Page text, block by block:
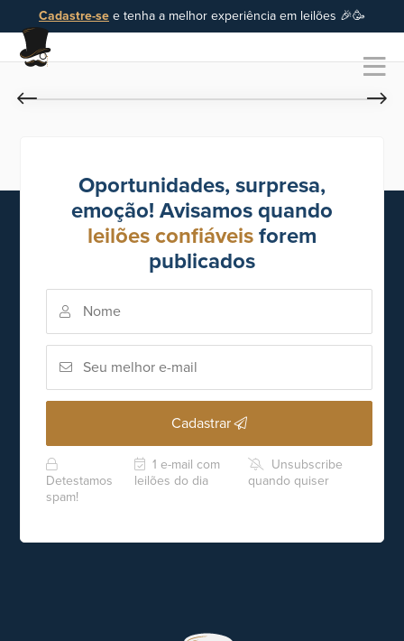
Cadastre-se e tenha a melhor experiência em leilões 🎉🥳
Oportunidades, surpresa,
emoção! Avisamos quando
leilões confiáveis forem
publicados
Cadastrar
Detestamos
spam!
1 e-mail com
leilões do dia
Unsubscribe
quando quiser